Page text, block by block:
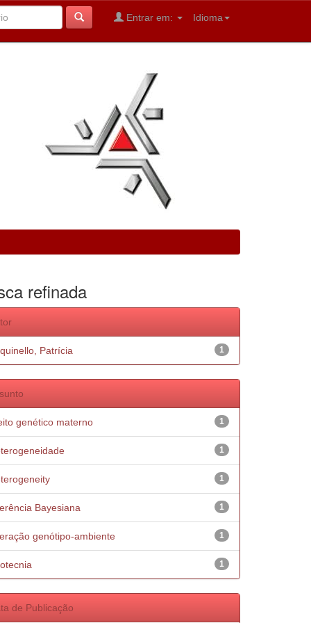
Idioma
Entrar em:
refinada
1
Patrícia
1
genético materno
1
1
1
Bayesiana
1
genótipo-ambiente
1
de Publicação